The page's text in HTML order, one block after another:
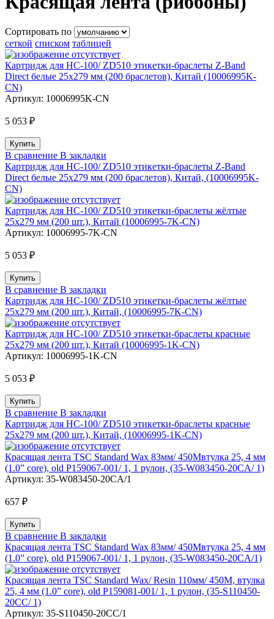
Сортировать по
сеткой списком таблицей
Картридж для HC-100/ ZD510 этикетки-браслеты Z-Band
Direct белые 25х279 мм (200 браслетов), Китай (10006995K-
CN)
Артикул: 10006995K-CN
5 053 ₽
В сравнение В закладки
Картридж для HC-100/ ZD510 этикетки-браслеты Z-Band
Direct белые 25х279 мм (200 браслетов), Китай, (10006995K-
CN)
Картридж для HC-100/ ZD510 этикетки-браслеты жёлтые
25х279 мм (200 шт.), Китай (10006995-7K-CN)
Артикул: 10006995-7K-CN
5 053 ₽
В сравнение В закладки
Картридж для HC-100/ ZD510 этикетки-браслеты жёлтые
25х279 мм (200 шт.), Китай, (10006995-7K-CN)
Картридж для HC-100/ ZD510 этикетки-браслеты красные
25х279 мм (200 шт.), Китай (10006995-1K-CN)
Артикул: 10006995-1K-CN
5 053 ₽
В сравнение В закладки
Картридж для HC-100/ ZD510 этикетки-браслеты красные
25х279 мм (200 шт.), Китай, (10006995-1K-CN)
Красящая лента TSC Standard Wax 83мм/ 450Мвтулка 25, 4 мм
(1.0” core), old P159067-001/ 1, 1 рулон, (35-W083450-20CA/ 1)
Артикул: 35-W083450-20CA/1
657 ₽
В сравнение В закладки
Красящая лента TSC Standard Wax 83мм/ 450Мвтулка 25, 4 мм
(1.0” core), old P159067-001/ 1, 1 рулон, (35-W083450-20CA/1)
Красящая лента TSC Standard Wax/ Resin 110мм/ 450М, втулка
25, 4 мм (1.0” core), old P159081-001/ 1, 1 рулон, (35-S110450-
20CC/ 1)
Артикул: 35-S110450-20CC/1